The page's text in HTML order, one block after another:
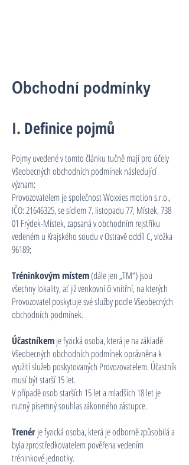
Obchodní podmínky
I. Definice pojmů
Pojmy uvedené v tomto článku tučně mají pro účely
Všeobecných obchodních podmínek následující
význam:
Provozovatelem je společnost Woxxies motion s.r.o.,
IČO:21646325, se sídlem 7. listopadu 77, Místek, 738
01 Frýdek-Místek, zapsaná v obchodním rejstříku
vedeném u Krajského soudu v Ostravě oddíl C, vložka
96189;
Tréninkovým místem(dále jen „TM“) jsou
všechny lokality, ať již venkovní či vnitřní, na kterých
Provozovatel poskytuje své služby podle Všeobecných
obchodních podmínek.
Účastníkemje fyzická osoba, která je na základě
Všeobecných obchodních podmínek oprávněna k
využití služeb poskytovaných Provozovatelem. Účastník
musí být starší 15 let.
V případě osob starších 15 let a mladších 18 let je
nutný písemný souhlas zákonného zástupce.
Trenérje fyzická osoba, která je odborně způsobilá a
byla zprostředkovatelem pověřena vedením
tréninkové jednotky.